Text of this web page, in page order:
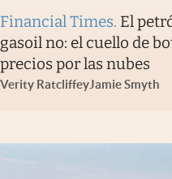
Financial Times. El
gasoil no: el cuello de
precios por las nubes
Verity RatcliffeyJamie Smyth